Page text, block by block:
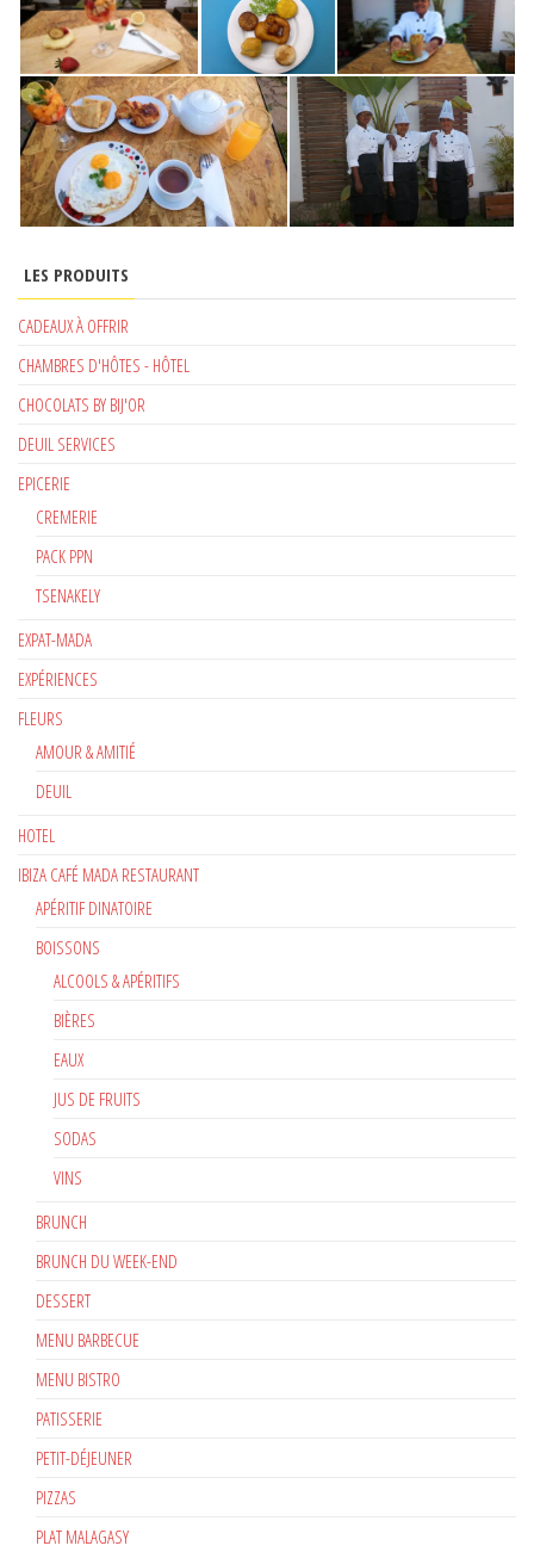
LES PRODUITS
CADEAUX À OFFRIR
CHAMBRES D'HÔTES - HÔTEL
CHOCOLATS BY BIJ'OR
DEUIL SERVICES
EPICERIE
CREMERIE
PACK PPN
TSENAKELY
EXPAT-MADA
EXPÉRIENCES
FLEURS
AMOUR & AMITIÉ
DEUIL
HOTEL
IBIZA CAFÉ MADA RESTAURANT
APÉRITIF DINATOIRE
BOISSONS
ALCOOLS & APÉRITIFS
BIÈRES
EAUX
JUS DE FRUITS
SODAS
VINS
BRUNCH
BRUNCH DU WEEK-END
DESSERT
MENU BARBECUE
MENU BISTRO
PATISSERIE
PETIT-DÉJEUNER
PIZZAS
PLAT MALAGASY